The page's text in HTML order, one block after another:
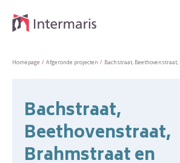
Naar de homepage
Homepage Afgeronde projecten Bachstraat,
Bachstraat,
Beethovenstraat,
Brahmstraat en